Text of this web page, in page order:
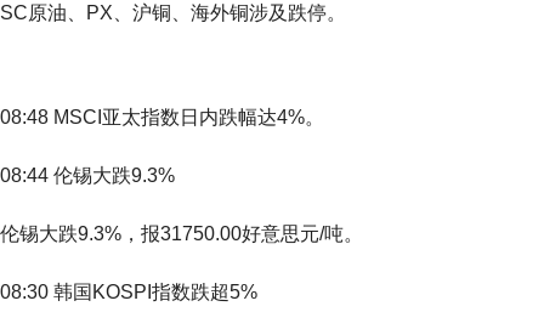
SC原油、PX、沪铜、海外铜涉及跌停。
08:48 MSCI亚太指数日内跌幅达4%。
08:44 伦锡大跌9.3%
伦锡大跌9.3%，报31750.00好意思元/吨。
08:30 韩国KOSPI指数跌超5%